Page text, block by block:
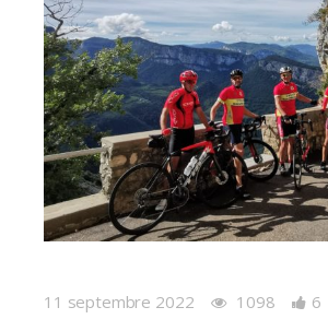
11 septembre 2022 1098 6